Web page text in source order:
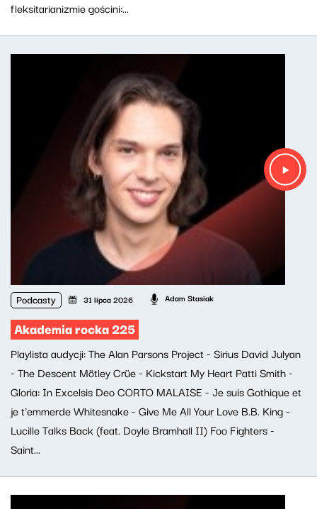
fleksitarianizmie gościni:...
Podcasty 31 lipca 2026 Adam Stasiak
Akademia rocka 225
Playlista audycji: The Alan Parsons Project - Sirius David Julyan
- The Descent Mötley Crüe - Kickstart My Heart Patti Smith -
Gloria: In Excelsis Deo CORTO MALAISE - Je suis Gothique et
je t'emmerde Whitesnake - Give Me All Your Love B.B. King -
Lucille Talks Back (feat. Doyle Bramhall II) Foo Fighters -
Saint...